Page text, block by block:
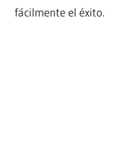
fácilmente el éxito.